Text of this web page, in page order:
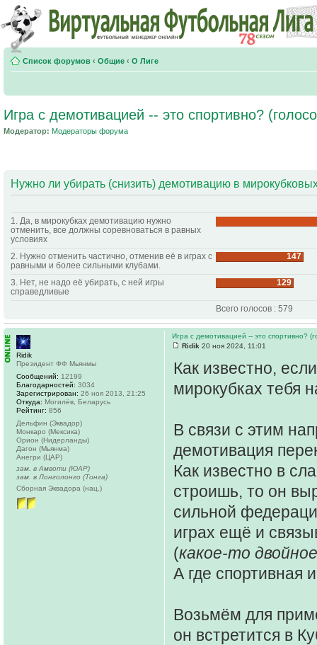
Список форумов ‹ Общие ‹ О Лиге
Игра с демотивацией -- это спортивно?
Модератор: Модераторы форума
Нужно ли убирать (снизить) демотивацию в
1. Да, в мирокубках демотивацию нужно
отменить, все должны соревноваться в равных
условиях
2. Нужно отменить частично, отменив её в играх с
равными и более сильными клубами.
147
3. Нет, не надо её убирать, с ней игры
справедливые
129
Всего голосов : 579
Игра с демотивацией -- это спортивно?
Ridik 20 ноя 2024, 11:01
Как известно,
мирокубках тебя
В связи с этим
демотивация
Как известно в
строишь, то он
сильной
играх ещё и
(какое-то
А где спортивная
Возьмём для
он встретится в
Ridik
Президент ФФ Мьянмы
Сообщений: 12199
Благодарностей: 3034
Зарегистрирован: 26 ноя 2013, 21:25
Откуда: Могилёв, Беларусь
Рейтинг: 856
Дельфин (Эквадор)
Монкаро (Мексика)
Орион (Нидерланды)
Дагон (Мьянма)
Анегри (ЦАР)
зам. в Амвоти (ЮАР)
зам. в Лонголонго (Тонга)
Сборная Эквадора (нац.)